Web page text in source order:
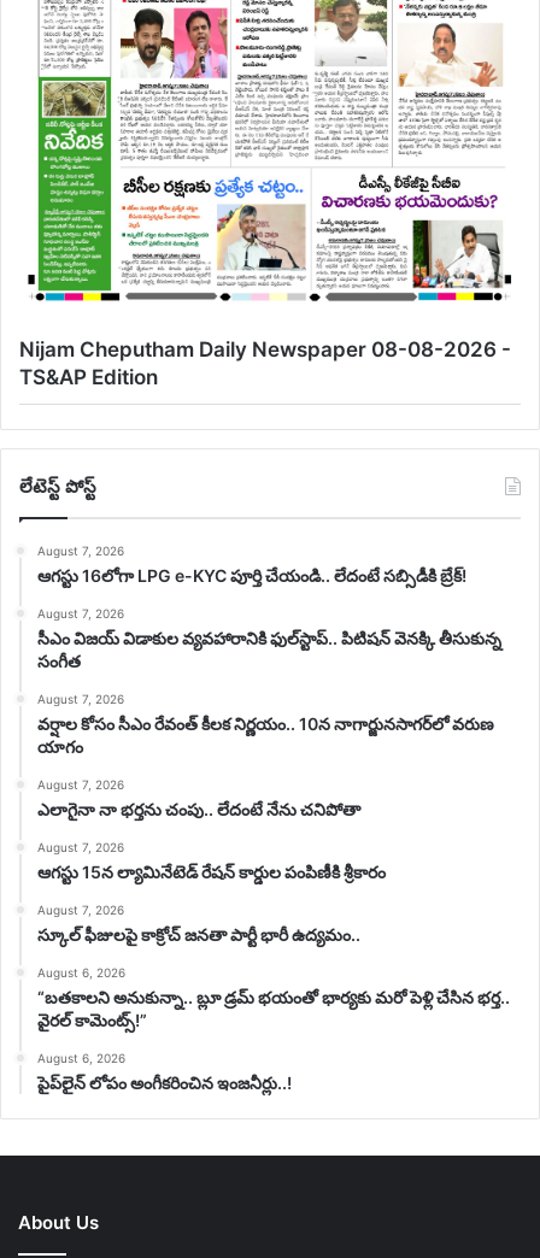
Nijam Cheputham Daily Newspaper 08-08-2026 -
TS&AP Edition
లేటెస్ట్ పోస్ట్
August 7, 2026
ఆగస్టు 16లోగా LPG e-KYC పూర్తి చేయండి.. లేదంటే సబ్సిడీకి బ్రేక్!
August 7, 2026
సీఎం విజయ్‌ విడాకుల వ్యవహారానికి ఫుల్‌స్టాప్‌.. పిటిషన్‌ వెనక్కి తీసుకున్న
సంగీత
August 7, 2026
వర్షాల కోసం సీఎం రేవంత్ కీలక నిర్ణయం.. 10న నాగార్జునసాగర్‌లో వరుణ
యాగం
August 7, 2026
ఎలాగైనా నా భర్తను చంపు.. లేదంటే నేను చనిపోతా
August 7, 2026
ఆగస్టు 15న ల్యామినేటెడ్ రేషన్ కార్డుల పంపిణీకి శ్రీకారం
August 7, 2026
స్కూల్ ఫీజులపై కాక్రోచ్ జనతా పార్టీ భారీ ఉద్యమం..
August 6, 2026
“బతకాలని అనుకున్నా.. బ్లూ డ్రమ్ భయంతో భార్యకు మరో పెళ్లి చేసిన భర్త..
వైరల్ కామెంట్స్!”
August 6, 2026
పైప్‌లైన్ లోపం అంగీకరించిన ఇంజనీర్లు..!
About Us